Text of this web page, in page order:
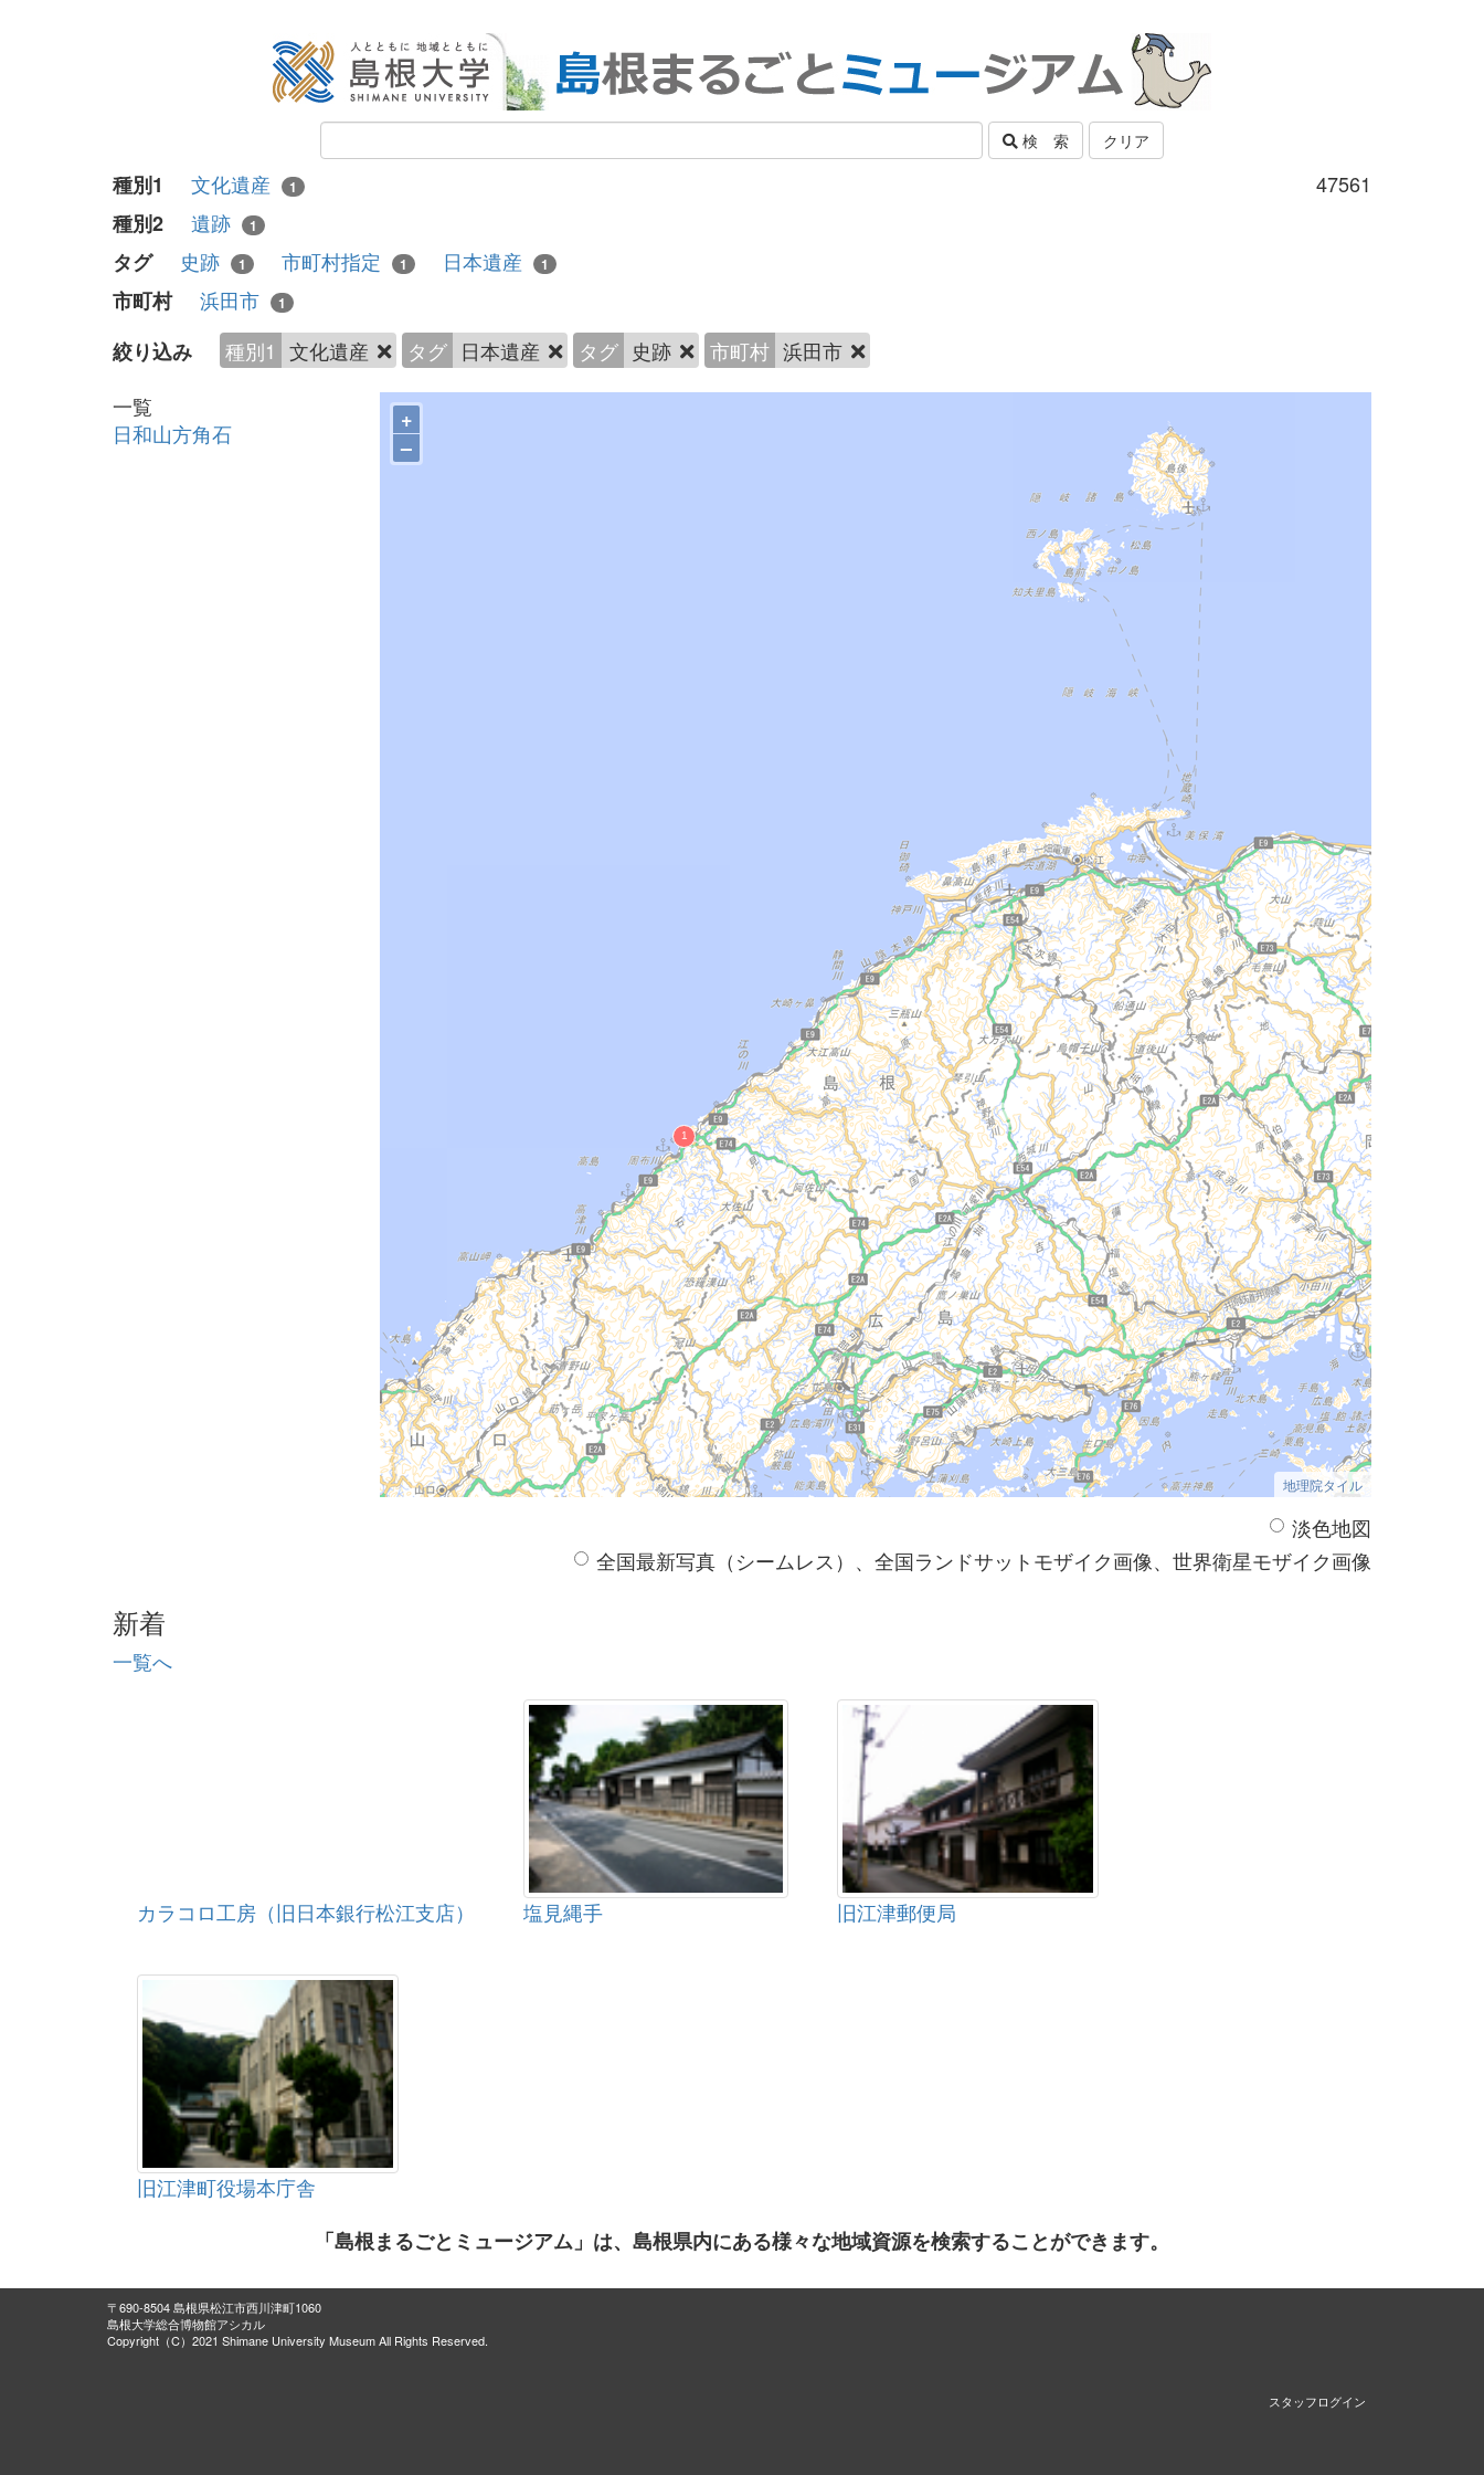
検 索 クリア
47561
種別1 文化遺産 1
種別2 遺跡 1
タグ 史跡 1 市町村指定 1 日本遺産 1
市町村 浜田市 1
絞り込み 種別1 文化遺産 タグ 日本遺産 タグ 史跡 市町村 浜田市
一覧
日和山方角石
+
–
地理院タイル
淡色地図
全国最新写真（シームレス）、全国ランドサットモザイク画像、世界衛星モザイク画像
新着
一覧へ
カラコロ工房（旧日本銀行松江支店） 塩見縄手 旧江津郵便局
旧江津町役場本庁舎
「島根まるごとミュージアム」は、島根県内にある様々な地域資源を検索することができます。
〒690-8504 島根県松江市西川津町1060
島根大学総合博物館アシカル
Copyright（C）2021 Shimane University Museum All Rights Reserved.
スタッフログイン